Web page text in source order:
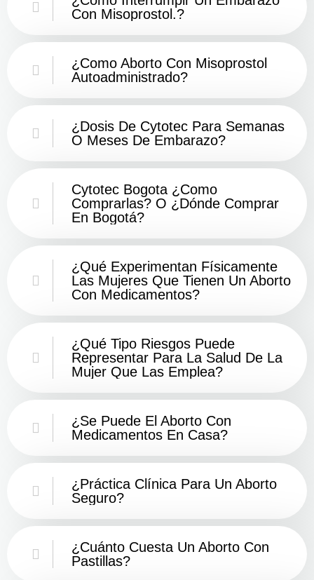
Con Misoprostol.?
¿Como Aborto Con Misoprostol
Autoadministrado?
¿Dosis De Cytotec Para Semanas
O Meses De Embarazo?
Cytotec Bogota ¿Como
Comprarlas? O ¿Dónde Comprar
En Bogotá?
¿Qué Experimentan Físicamente
Las Mujeres Que Tienen Un Aborto
Con Medicamentos?
¿Qué Tipo Riesgos Puede
Representar Para La Salud De La
Mujer Que Las Emplea?
¿Se Puede El Aborto Con
Medicamentos En Casa?
¿Práctica Clínica Para Un Aborto
Seguro?
¿Cuánto Cuesta Un Aborto Con
Pastillas?